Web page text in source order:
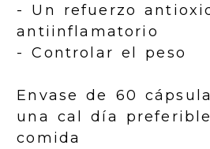
- Un refuerzo
antiinflamatorio
- Controlar el peso
Envase de 60
una cal día
comida